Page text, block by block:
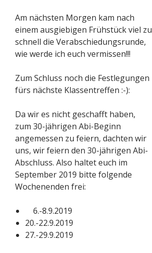
Am nächsten Morgen kam nach
einem ausgiebigen Frühstück viel zu
schnell die Verabschiedungsrunde,
wie werde ich euch vermissen!!!
Zum Schluss noch die Festlegungen
fürs nächste Klassentreffen :-):
Da wir es nicht geschafft haben,
zum 30-jährigen Abi-Beginn
angemessen zu feiern, dachten wir
uns, wir feiern den 30-jährigen Abi-
Abschluss. Also haltet euch im
September 2019 bitte folgende
Wochenenden frei:
6.-8.9.2019
20.-22.9.2019
27.-29.9.2019